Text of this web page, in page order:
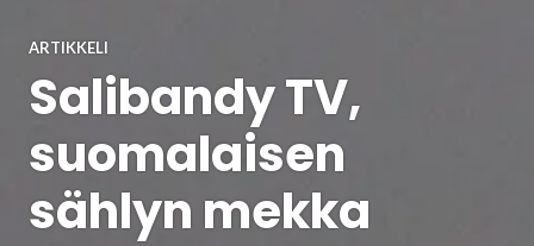
ARTIKKELI
Salibandy TV,
suomalaisen
sählyn mekka